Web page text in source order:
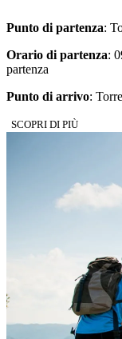
Punto di partenza:
Orario di partenza:
partenza
Punto di arrivo:
SCOPRI DI PIÙ